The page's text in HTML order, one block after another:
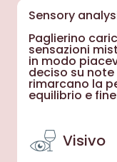
Sensory
Paglierino
sensazioni
in modo
deciso su
rimarcano la
equilibrio e
Visivo